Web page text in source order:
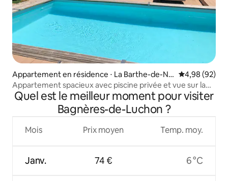
Appartement en résidence ⋅ La Barthe-de-Ne
ste
Évaluation
4,98 (92)
Appartement spacieux avec piscine privée et vue sur la
montagne
Quel est le meilleur moment pour visiter
Bagnères-de-Luchon ?
Mois
Janv.
Prix moyen
74 €
Temp. moy.
6 °C